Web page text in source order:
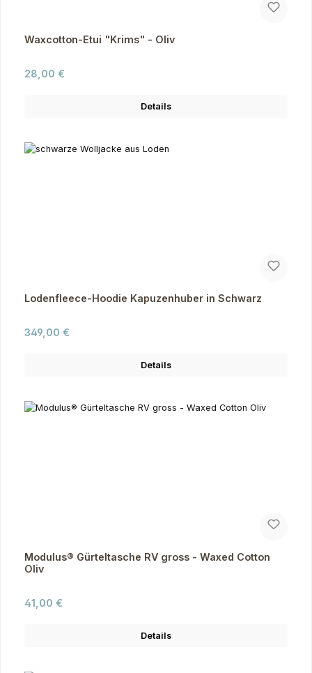
Waxcotton-Etui "Krims" - Oliv
Regulärer Preis:
28,00 €
Details
Lodenfleece-Hoodie Kapuzenhuber in Schwarz
Regulärer Preis:
349,00 €
Details
Modulus® Gürteltasche RV gross - Waxed Cotton
Oliv
Regulärer Preis:
41,00 €
Details